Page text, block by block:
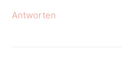
Antworten